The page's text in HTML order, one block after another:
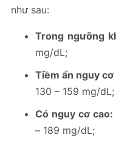
như sau:
Trong ngưỡng
mg/dL;
Tiềm ẩn nguy cơ
130 – 159 mg/dL;
Có nguy cơ cao:
– 189 mg/dL;